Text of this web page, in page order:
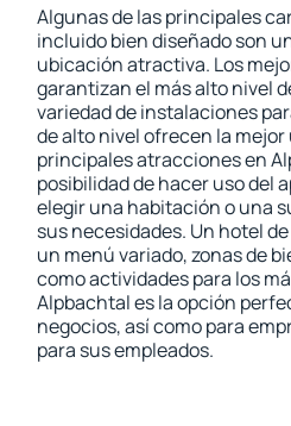
Algunas de las principales
incluido bien diseñado son
ubicación atractiva. Los
garantizan el más alto nivel
variedad de instalaciones
de alto nivel ofrecen la
principales atracciones en
posibilidad de hacer uso del
elegir una habitación o una
sus necesidades. Un hotel
un menú variado, zonas de
como actividades para los
Alpbachtal es la opción
negocios, así como para
para sus empleados.